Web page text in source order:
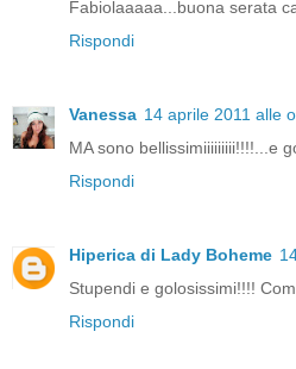
Fabiolaaaaa...buona serata
Rispondi
Vanessa 14 aprile 2011 alle
MA sono bellissimiiiiiiiii!!!!...e
Rispondi
Hiperica di Lady Boheme
Stupendi e golosissimi!!!!
Rispondi